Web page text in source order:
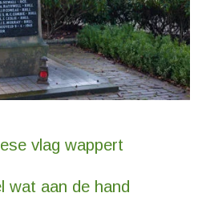
vlag wappert
wat aan de hand